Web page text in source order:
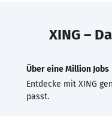
XING –
Über eine Million Jobs
Entdecke mit XING
passt.